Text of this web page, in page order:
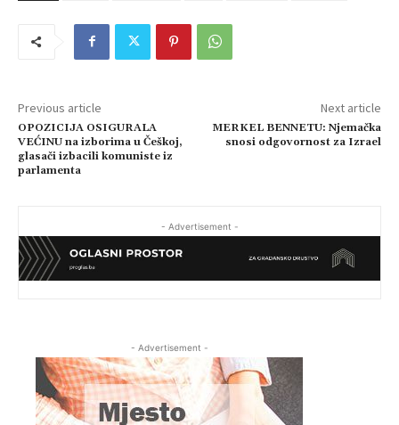
Previous article
OPOZICIJA OSIGURALA
VEĆINU na izborima u Češkoj,
glasači izbacili komuniste iz
parlamenta
Next article
MERKEL BENNETU: Njemačka
snosi odgovornost za Izrael
- Advertisement -
- Advertisement -